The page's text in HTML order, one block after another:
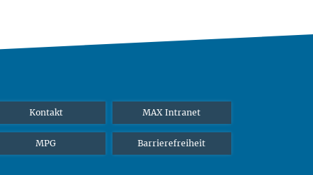
Kontakt MAX Intranet
MPG Barrierefreiheit